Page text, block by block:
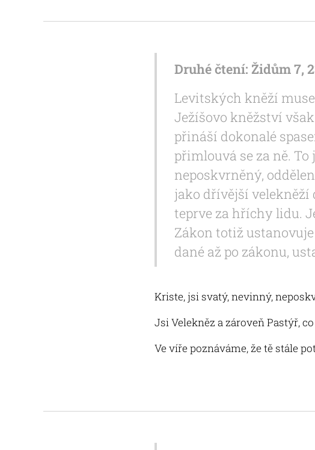
Druhé čtení: Židům 7,
Levitských kněží
Ježíšovo kněžství
přináší dokonalé
přimlouvá se za ně.
neposkvrněný,
jako dřívější velekněží
teprve za hříchy lidu.
Zákon totiž
dané až po zákonu,
Kriste, jsi svatý, nevinný,
Jsi Velekněz a zároveň Pastýř,
Ve víře poznáváme, že tě stále